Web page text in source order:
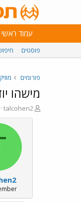
עמוד ראשי
פוסטים
פורומים
מישהו
פ
ו
talcohen2